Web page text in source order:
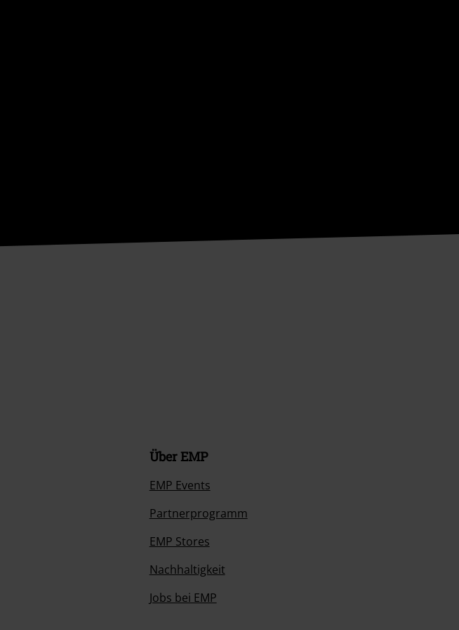
Über EMP
EMP Events
Partnerprogramm
EMP Stores
Nachhaltigkeit
Jobs bei EMP